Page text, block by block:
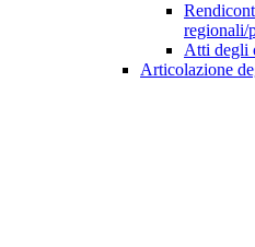
regionali/
Atti degli
Articolazione